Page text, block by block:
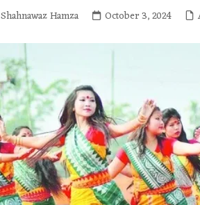
Shahnawaz Hamza October 3, 2024